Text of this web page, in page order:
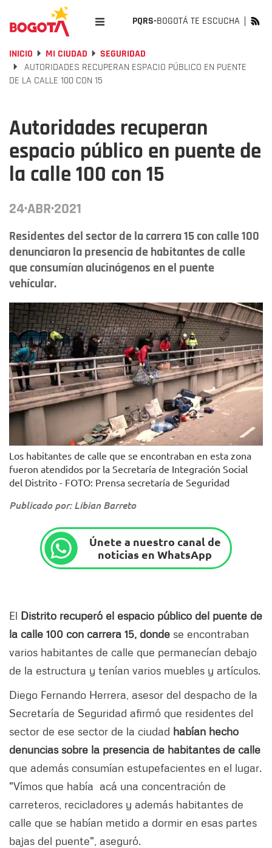
PQRS-BOGOTÁ TE ESCUCHA
INICIO MI CIUDAD
SEGURIDAD
AUTORIDADES RECUPERAN ESPACIO PÚBLICO EN PUENTE
DE LA CALLE 100 CON 15
Autoridades recuperan
espacio público en puente de
la calle 100 con 15
24·ABR·2021
Residentes del sector de la carrera 15 con calle 100
denunciaron la presencia de habitantes de calle
que consumían alucinógenos en el puente
vehícular.
Los habitantes de calle que se encontraban en esta zona
fueron atendidos por la Secretaría de Integración Social
del Distrito - FOTO: Prensa secretaría de Seguridad
Publicado por: Libian Barreto
Únete a nuestro canal de
noticias en WhatsApp
El Distrito recuperó el espacio público del puente de
la calle 100 con carrera 15, donde se encontraban
varios habitantes de calle que permanecían debajo
de la estructura y tenían varios muebles y artículos.
Diego Fernando Herrera, asesor del despacho de la
Secretaría de Seguridad afirmó que residentes del
sector de ese sector de la ciudad habían hecho
denuncias sobre la presencia de habitantes de calle
que además consumían estupefacientes en el lugar.
"Vímos que había acá una concentración de
carreteros, recicladores y además habitantes de
calle que se habían metido a dormir en esas partes
bajas del puente", aseguró.